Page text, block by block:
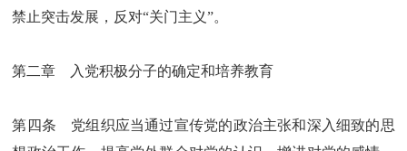
禁止突击发展，反对“关门主义”。
第二章 入党积极分子的确定和培养教育
第四条 党组织应当通过宣传党的政治主张和深入细致的思